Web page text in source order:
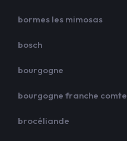
bormes les mimosas
bosch
bourgogne
bourgogne franche comte
brocéliande